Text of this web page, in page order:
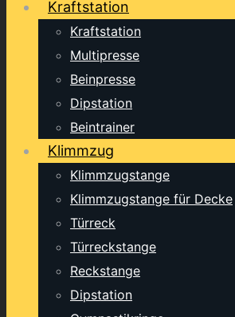
Kraftstation
Kraftstation
Multipresse
Beinpresse
Dipstation
Beintrainer
Klimmzug
Klimmzugstange
Klimmzugstange für Decke
Türreck
Türreckstange
Reckstange
Dipstation